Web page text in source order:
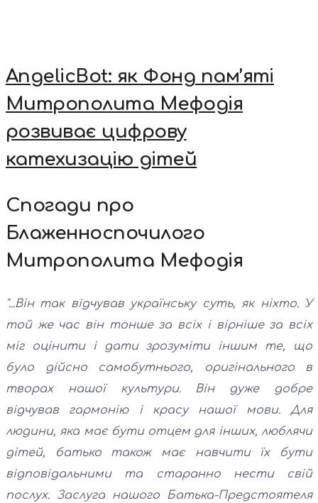
AngelicBot: як Фонд пам’яті
Митрополита Мефодія
розвиває цифрову
катехизацію дітей
Спогади про
Блаженноспочилого
Митрополита Мефодія
"...Він так відчував українську суть, як ніхто. У
той же час він тонше за всіх і вірніше за всіх
міг оцінити і дати зрозуміти іншим те, що
було дійсно самобутнього, оригінального в
творах нашої культури. Він дуже добре
відчував гармонію і красу нашої мови. Для
людини, яка має бути отцем для інших, люблячи
дітей, батько також має навчити їх бути
відповідальними та старанно нести свій
послух. Заслуга нашого Батька-Предстоятеля